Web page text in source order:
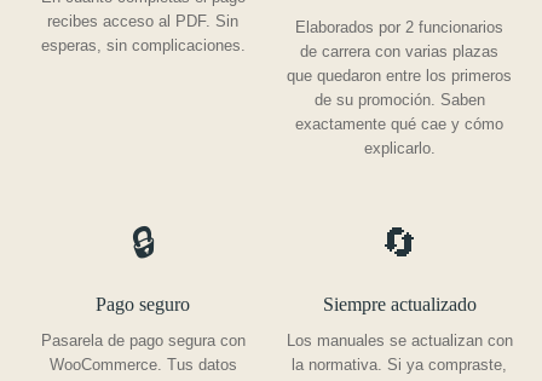
recibes acceso al PDF. Sin
esperas, sin complicaciones.
Elaborados por 2 funcionarios
de carrera con varias plazas
que quedaron entre los primeros
de su promoción. Saben
exactamente qué cae y cómo
explicarlo.
🔒
Pago seguro
Pasarela de pago segura con
WooCommerce. Tus datos
🔄
Siempre actualizado
Los manuales se actualizan con
la normativa. Si ya compraste,